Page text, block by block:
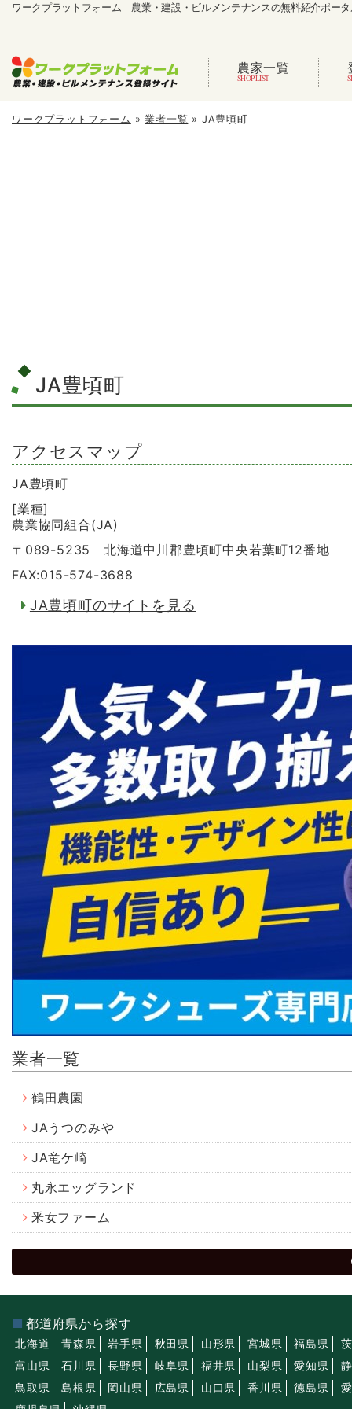
ワークプラットフォーム｜農業・建設・ビルメンテナンスの無料紹介ポー
農家一覧
ワークプラットフォーム »業者一覧 » JA豊頃町
JA豊頃町
アクセスマップ
JA豊頃町
[業種]
農業協同組合(JA)
〒089-5235 北海道中川郡豊頃町中央若葉町12番地
FAX:015-574-3688
JA豊頃町のサイトを見る
業者一覧
鶴田農園
JAうつのみや
JA竜ケ崎
丸永エッグランド
釆女ファーム
都道府県から探す
北海道 青森県 岩手県 秋田県 山形県 宮城県 福島県
富山県
石川県 長野県 岐阜県 福井県 山梨県 愛知県
鳥取県
島根県 岡山県 広島県 山口県 香川県 徳島県